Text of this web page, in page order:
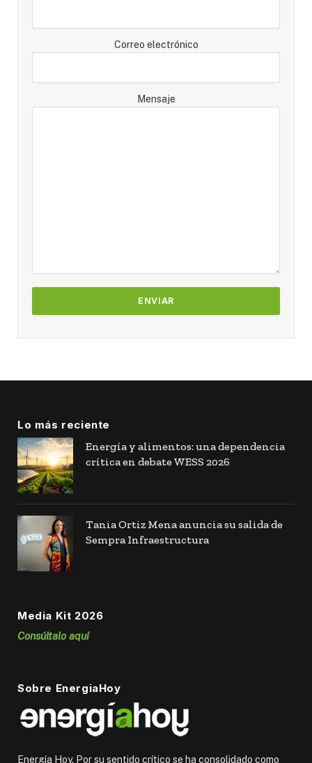
Correo electrónico
Mensaje
Lo más reciente
Energía y alimentos: una dependencia
crítica en debate WESS 2026
Tania Ortiz Mena anuncia su salida de
Sempra Infraestructura
Media Kit 2026
Consúltalo aquí
Sobre EnergiaHoy
Energía Hoy. Por su sentido crítico se ha consolidado como